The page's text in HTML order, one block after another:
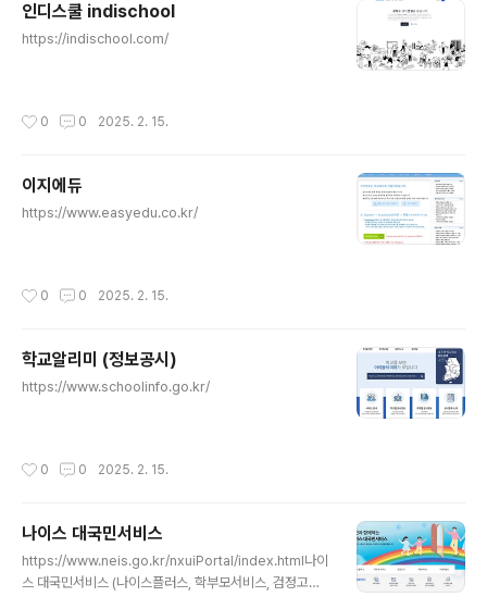
인디스쿨 indischool
https://indischool.com/
0 0 2025. 2. 15.
이지에듀
https://www.easyedu.co.kr/
0 0 2025. 2. 15.
학교알리미 (정보공시)
https://www.schoolinfo.go.kr/
0 0 2025. 2. 15.
나이스 대국민서비스
https://www.neis.go.kr/nxuiPortal/index.html나이
스 대국민서비스 (나이스플러스, 학부모서비스, 검정고시,